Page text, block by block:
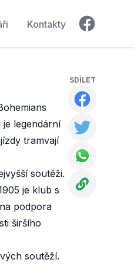
Kontakty Facebook
legendární
tramvají
soutěži.
je klub s
podpora
širšího
soutěží.
SDÍLET